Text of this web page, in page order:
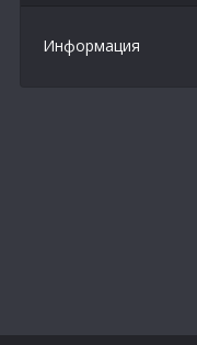
Информация